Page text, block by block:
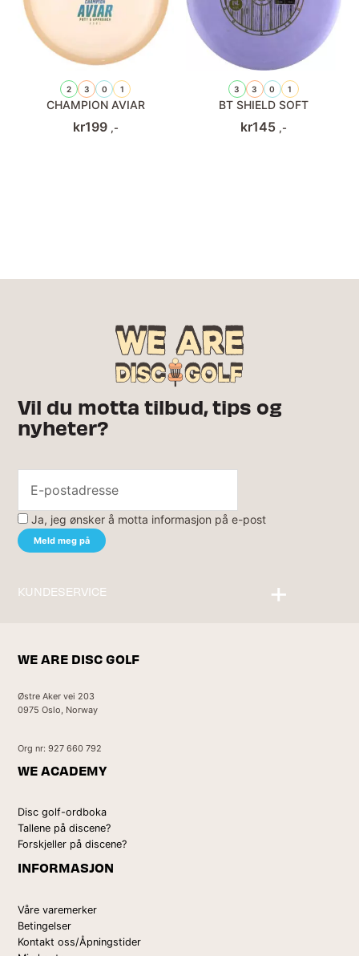
2 3 0 1
CHAMPION AVIAR
kr199 ,-
3 3 0 1
BT SHIELD SOFT
kr145 ,-
Vil du motta tilbud, tips og
nyheter?
Ja, jeg ønsker å motta informasjon på e-post
KUNDESERVICE
WE ARE DISC GOLF
Østre Aker vei 203
0975 Oslo, Norway
Org nr: 927 660 792
WE ACADEMY
Disc golf-ordboka
Tallene på discene?
Forskjeller på discene?
INFORMASJON
Våre varemerker
Betingelser
Kontakt oss/Åpningstider